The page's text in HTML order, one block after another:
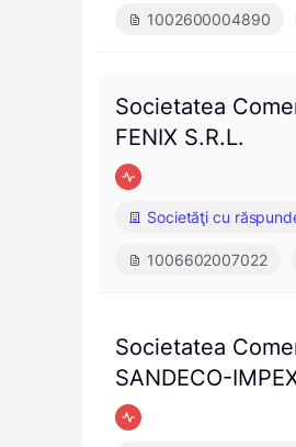
1002600004890
Societatea
FENIX S.R.L.
Societăţi cu
1006602007022
Societatea
SANDECO-